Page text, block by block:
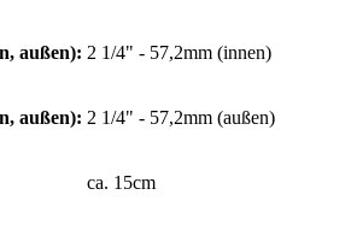
außen): 2 1/4" - 57,2mm (innen)
außen): 2 1/4" - 57,2mm (außen)
ca. 15cm